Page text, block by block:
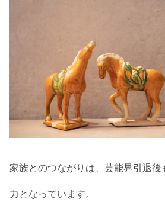
家族とのつながりは、芸能界引退
力となっています。